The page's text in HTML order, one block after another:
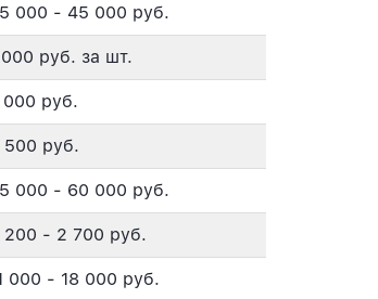
000 - 45 000 руб.
000 руб. за шт.
000 руб.
500 руб.
000 - 60 000 руб.
200 - 2 700 руб.
000 - 18 000 руб.